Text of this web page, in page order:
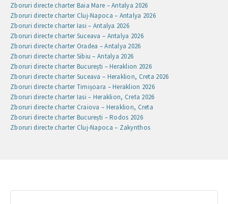
Zboruri directe charter Baia Mare – Antalya 2026
Zboruri directe charter Cluj-Napoca – Antalya 2026
Zboruri directe charter Iasi – Antalya 2026
Zboruri directe charter Suceava – Antalya 2026
Zboruri directe charter Oradea – Antalya 2026
Zboruri directe charter Sibiu – Antalya 2026
Zboruri directe charter București – Heraklion 2026
Zboruri directe charter Suceava – Heraklion, Creta 2026
Zboruri directe charter Timișoara – Heraklion 2026
Zboruri directe charter Iasi – Heraklion, Creta 2026
Zboruri directe charter Craiova – Heraklion, Creta
Zboruri directe charter București – Rodos 2026
Zboruri directe charter Cluj-Napoca – Zakynthos